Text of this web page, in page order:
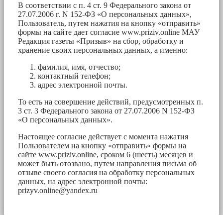
В соответствии с п. 4 ст. 9 Федерального закона от
27.07.2006 г. N 152-ФЗ «О персональных данных»,
Пользователь, путем нажатия на кнопку «отправить»
формы на сайте дает согласие www.priziv.online МАУ
Редакция газеты «Призыв» на сбор, обработку и
хранение своих персональных данных, а именно:
фамилия, имя, отчество;
контактный телефон;
адрес электронной почты.
То есть на совершение действий, предусмотренных п.
3 ст. 3 Федерального закона от 27.07.2006 N 152-ФЗ
«О персональных данных».
Настоящее согласие действует с момента нажатия
Пользователем на кнопку «отправить» формы на
сайте www.priziv.online, сроком 6 (шесть) месяцев и
может быть отозвано, путем направления письма об
отзыве своего согласия на обработку персональных
данных, на адрес электронной почты:
prizyv.online@yandex.ru